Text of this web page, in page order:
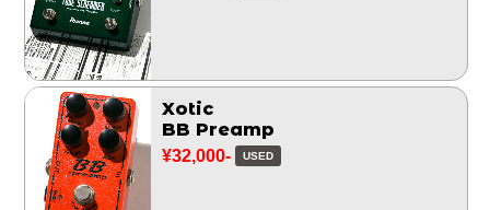
Xotic
BB Preamp
¥32,000- USED